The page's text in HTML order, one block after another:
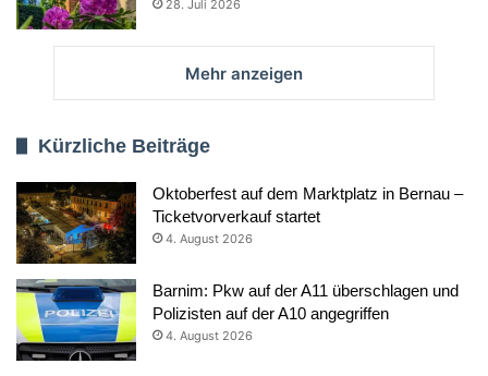
28. Juli 2026
Mehr anzeigen
Kürzliche Beiträge
Oktoberfest auf dem Marktplatz in Bernau –
Ticketvorverkauf startet
4. August 2026
Barnim: Pkw auf der A11 überschlagen und
Polizisten auf der A10 angegriffen
4. August 2026